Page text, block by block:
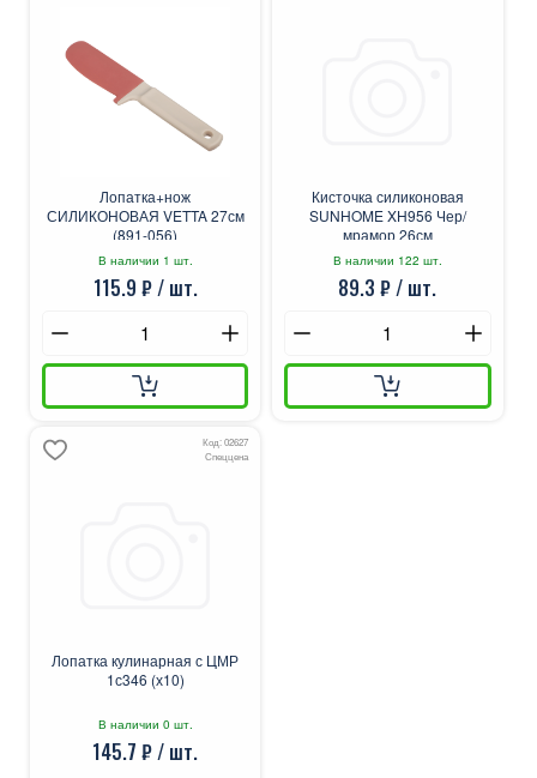
Лопатка+нож
СИЛИКОНОВАЯ VETTA 27см
(891-056)
В наличии 1 шт.
115.9 ₽ / шт.
Кисточка силиконовая
SUNHOME XH956 Чер/
мрамор 26см
В наличии 122 шт.
89.3 ₽ / шт.
Код: 02627
Спеццена
Лопатка кулинарная с ЦМР
1с346 (х10)
В наличии 0 шт.
145.7 ₽ / шт.